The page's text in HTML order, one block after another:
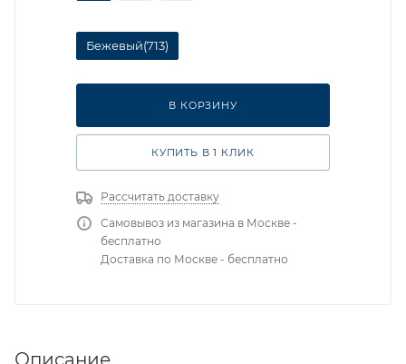
Бежевый(713)
В КОРЗИНУ
КУПИТЬ В 1 КЛИК
Рассчитать доставку
Самовывоз из магазина в Москве -
бесплатно
Доставка по Москве - бесплатно
Описание